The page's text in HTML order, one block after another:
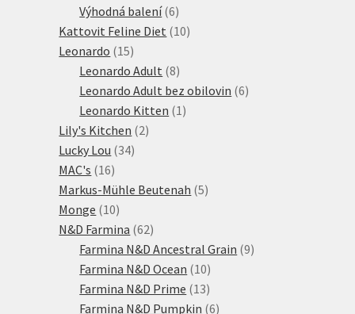
Výhodná balení 66
produktů
Kattovit Feline Diet 1010
Leonardo 1515
produktů
Leonardo Adult 88
produktů
Leonardo Adult bez obilovin 66
Leonardo Kitten 1 1
Lily's Kitchen 22
Lucky Lou 3434
MAC's 1616
produktů
Markus-Mühle Beutenah 55
Monge 1010
produktů
N&D Farmina 6262
produktů
Farmina N&D Ancestral Grain 99
Farmina N&D Ocean 1010
produktů
Farmina N&D Prime 1313
produktů
Farmina N&D Pumpkin 66